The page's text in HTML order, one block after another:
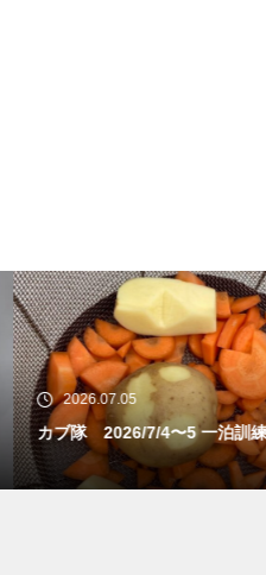
2026.07.05
カブ隊 2026/7/4〜5 一泊訓練1日目